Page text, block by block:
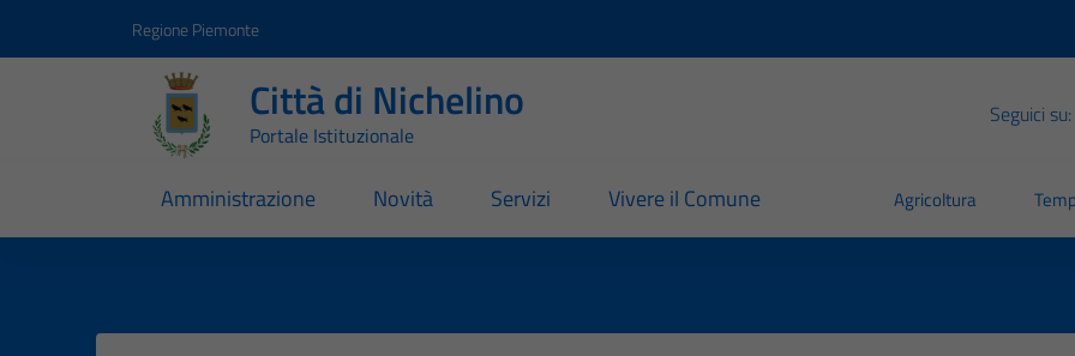
Regione Piemonte
Città di Nichelino
Portale Istituzionale
Seguici su:
Amministrazione Novità Servizi Vivere il Comune Agricoltura